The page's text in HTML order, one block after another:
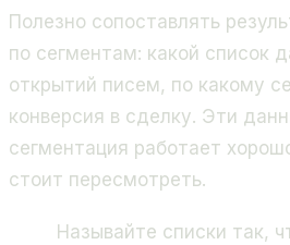
Полезно сопоставлять
по сегментам: какой список
открытий писем, по какому
конверсия в сделку. Эти
сегментация работает
стоит пересмотреть.
Называйте списки так,